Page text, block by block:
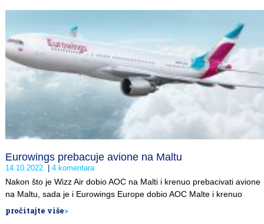
Eurowings prebacuje avione na Maltu
14.10.2022. 4 komentara
Nakon što je Wizz Air dobio AOC na Malti i krenuo prebacivati avione
na Maltu, sada je i Eurowings Europe dobio AOC Malte i krenuo
pročitajte više>